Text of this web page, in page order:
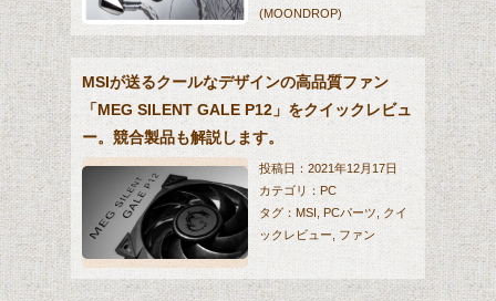
(MOONDROP)
パケ買いです。 パッケージの可愛い女の子に惚れて買っ
いだけではありません。イヤホン本体のハウジングも美
しい金属筐体。肝心な音も低音から高音まで綺麗に鳴ら
してくれます。 これでいて、お値段は2万円ほど。コス
パで同価格帯の製品を圧倒します。 そんなイヤホンのク
イックレビューです。
MSIが送るクールなデザインの高品質ファン
「MEG SILENT GALE P12」をクイックレビュ
ー。競合製品も解説します。
投稿日：2021年12月17日
カテゴリ： PC
タグ： MSI PCパーツ
クイ
ックレビュー
ファン
このファンは、ファンブレードに液晶ポリマーを採用